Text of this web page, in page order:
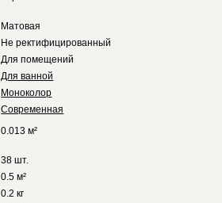
Матовая
Не ректифицированный
Для помещений
Для ванной
Моноколор
Современная
0.013 м²
38 шт.
0.5 м²
0.2 кг